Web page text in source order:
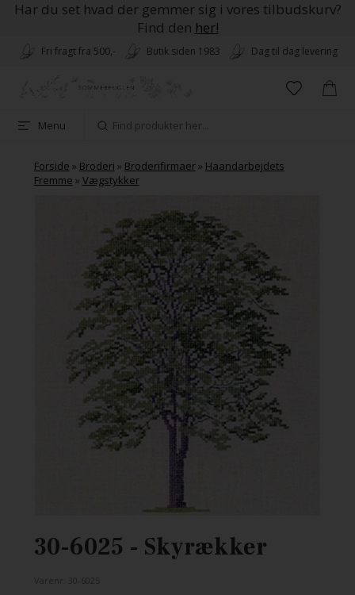
Har du set hvad der gemmer sig i vores tilbudskurv?
Find den her!
Fri fragt fra 500,- Butik siden 1983 Dag til dag levering
Menu
Forside » Broderi » Broderifirmaer» Haandarbejdets
Fremme » Vægstykker
30-6025 - Skyrækker